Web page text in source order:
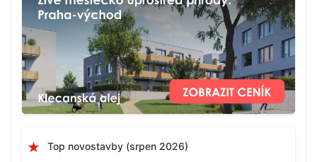
Top novostavby (srpen 2026)